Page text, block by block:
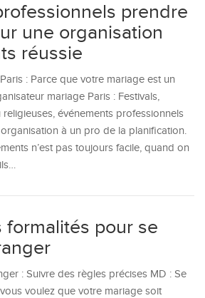
prendre
une organisation
réussie
: Parce que votre mariage est un
mariage Paris : Festivals,
événements professionnels
à un pro de la planification.
n’est pas toujours facile, quand on
formalités pour se
: Suivre des règles précises MD : Se
voulez que votre mariage soit